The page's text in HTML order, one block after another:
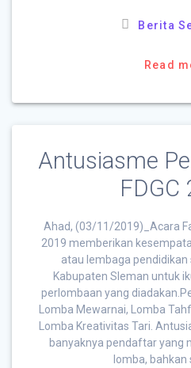
Berita
Read
Antusiasme
FDGC
Ahad, (03/11/2019)_Acara
2019 memberikan
atau lembaga
Kabupaten Sleman untuk
perlombaan yang
Lomba Mewarnai, Lomba
Lomba Kreativitas Tari.
banyaknya pendaftar yang
lomba, bahkan